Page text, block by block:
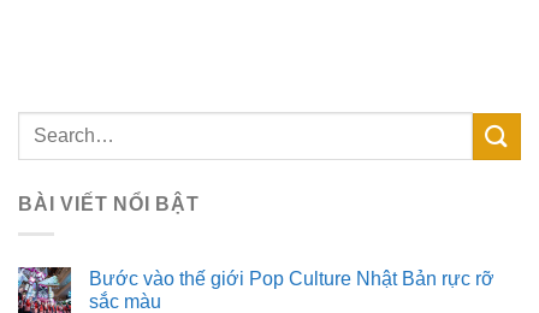
BÀI VIẾT NỔI BẬT
Bước vào thế giới Pop Culture Nhật Bản rực rỡ
sắc màu